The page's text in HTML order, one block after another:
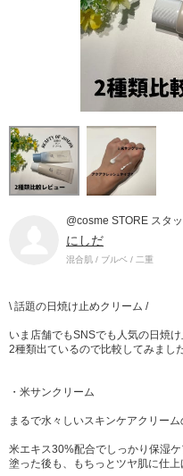
@cosme STORE スタ
にしだ
混合肌 / ブルベ / 二重
\ 話題の日焼け止めクリーム /
いま店舗でもSNSでも人気の日焼け
2種類出ているので比較してみまし
・米サンクリーム
まるで水々しいスキンケアクリー
米エキス30%配合でしっかり保湿ケ
塗った後も、もちっとツヤ肌に仕上